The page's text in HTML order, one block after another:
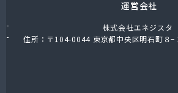
岩谷産業(株) 横須賀工場
運営会社
株式会社エネジスタ
住所：〒104-0044 東京都中央区明石町８